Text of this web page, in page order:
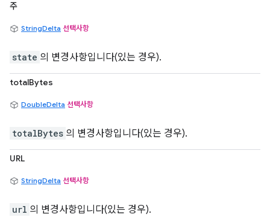
주
StringDelta 선택사항
state 의 변경사항입니다(있는 경우).
totalBytes
DoubleDelta 선택사항
totalBytes 의 변경사항입니다(있는 경우).
URL
StringDelta 선택사항
url 의 변경사항입니다(있는 경우).